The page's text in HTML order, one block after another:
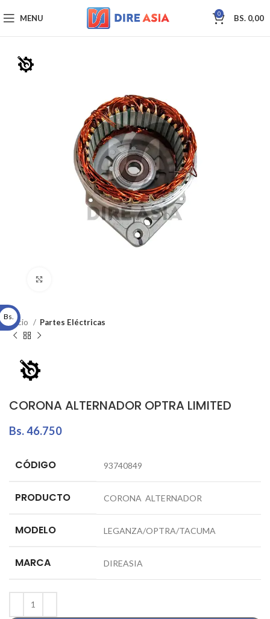
MENU 0 BS. 0,00
Inicio Partes Eléctricas
CORONA ALTERNADOR OPTRA LIMITED
Bs.46.750
CÓDIGO 93740849
PRODUCTO CORONA ALTERNADOR
MODELO LEGANZA/OPTRA/TACUMA
MARCA DIREASIA
Bs.